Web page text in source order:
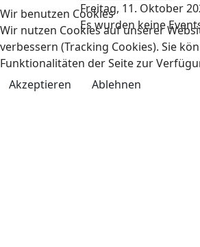
Freitag, 11. Oktober
Es wurden keine
Wir benutzen Cookies
Wir nutzen Cookies auf unserer
verbessern (Tracking Cookies). Sie
Funktionalitäten der Seite zur
Akzeptieren
Ablehnen